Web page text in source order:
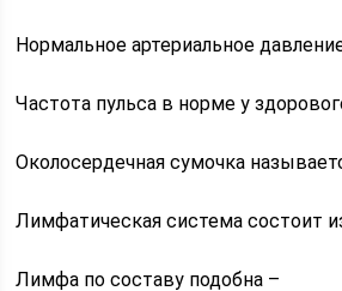
Нормальное артериальное
Частота пульса в норме у
Околосердечная сумочка
Лимфатическая система состоит
Лимфа по составу подобна –